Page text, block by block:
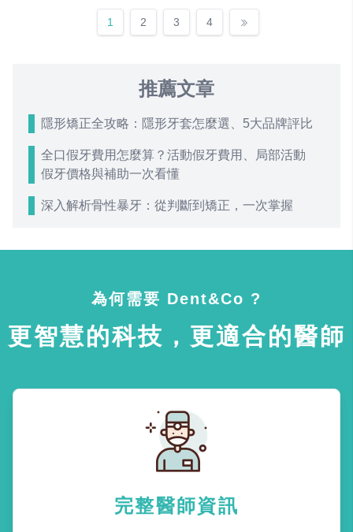
1 2 3 4
推薦文章
隱形矯正全攻略：隱形牙套怎麼選、5大品牌評比
全口假牙費用怎麼算？活動假牙費用、局部活動
假牙價格與補助一次看懂
深入解析骨性暴牙：從判斷到矯正，一次掌握
為何需要 Dent&Co ?
更智慧的科技，更適合的醫師
完整醫師資訊